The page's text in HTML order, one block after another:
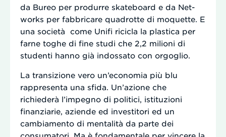
da Bureo per produrre skateboard e da Net-
works per fabbricare quadrotte di moquette. E
una società come Unifi ricicla la plastica per
farne toghe di fine studi che 2,2 milioni di
studenti hanno già indossato con orgoglio.
La transizione vero un’economia più blu
rappresenta una sfida. Un’azione che
richiederà l’impegno di politici, istituzioni
finanziarie, aziende ed investitori ed un
cambiamento di mentalità da parte dei